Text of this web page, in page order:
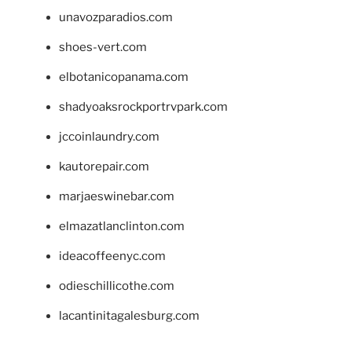
unavozparadios.com
shoes-vert.com
elbotanicopanama.com
shadyoaksrockportrvpark.com
jccoinlaundry.com
kautorepair.com
marjaeswinebar.com
elmazatlanclinton.com
ideacoffeenyc.com
odieschillicothe.com
lacantinitagalesburg.com